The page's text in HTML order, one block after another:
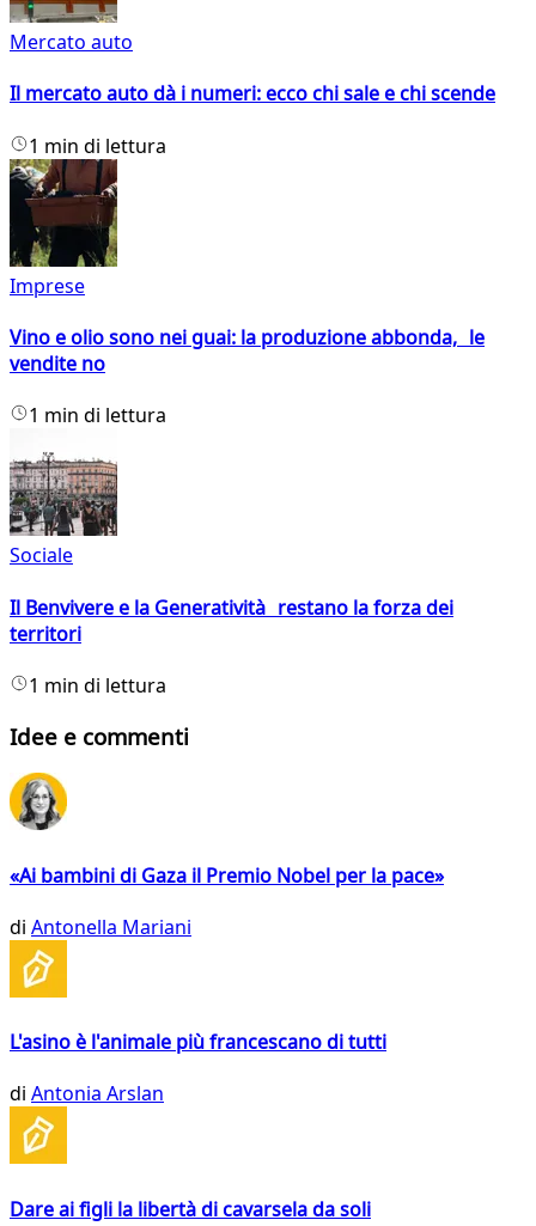
Mercato auto
Il mercato auto dà i numeri: ecco chi sale e chi scende
1 min di lettura
Imprese
Vino e olio sono nei guai: la produzione abbonda, le
vendite no
1 min di lettura
Sociale
Il Benvivere e la Generatività restano la forza dei
territori
1 min di lettura
Idee e commenti
«Ai bambini di Gaza il Premio Nobel per la pace»
di Antonella Mariani
L'asino è l'animale più francescano di tutti
di Antonia Arslan
Dare ai figli la libertà di cavarsela da soli